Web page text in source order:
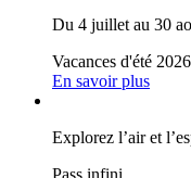
Du 4 juillet au 30
Vacances d'été 2026
En savoir plus
Explorez l’air et
Pass infini